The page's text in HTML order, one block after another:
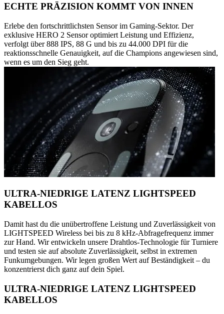
ECHTE PRÄZISION KOMMT VON INNEN
Erlebe den fortschrittlichsten Sensor im Gaming-Sektor. Der
exklusive HERO 2 Sensor optimiert Leistung und Effizienz,
verfolgt über 888 IPS, 88 G und bis zu 44.000 DPI für die
reaktionsschnelle Genauigkeit, auf die Champions angewiesen sind,
wenn es um den Sieg geht.
ULTRA-NIEDRIGE LATENZ LIGHTSPEED
KABELLOS
Damit hast du die unübertroffene Leistung und Zuverlässigkeit von
LIGHTSPEED Wireless bei bis zu 8 kHz-Abfragefrequenz immer
zur Hand. Wir entwickeln unsere Drahtlos-Technologie für Turniere
und testen sie auf absolute Zuverlässigkeit, selbst in extremen
Funkumgebungen. Wir legen großen Wert auf Beständigkeit – du
konzentrierst dich ganz auf dein Spiel.
ULTRA-NIEDRIGE LATENZ LIGHTSPEED
KABELLOS